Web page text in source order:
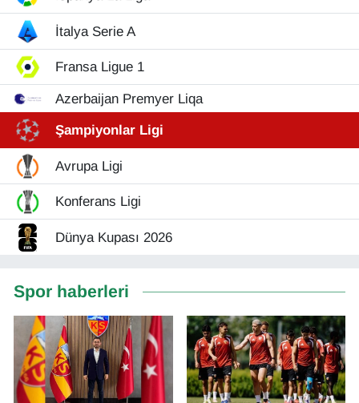
İtalya Serie A
Fransa Ligue 1
Azerbaijan Premyer Liqa
Şampiyonlar Ligi
Avrupa Ligi
Konferans Ligi
Dünya Kupası 2026
Spor haberleri
Haber
HABERDE İNSAN
İngilizce
Kadın
Kamu Alımları
KURDÎ
MAGAZİN